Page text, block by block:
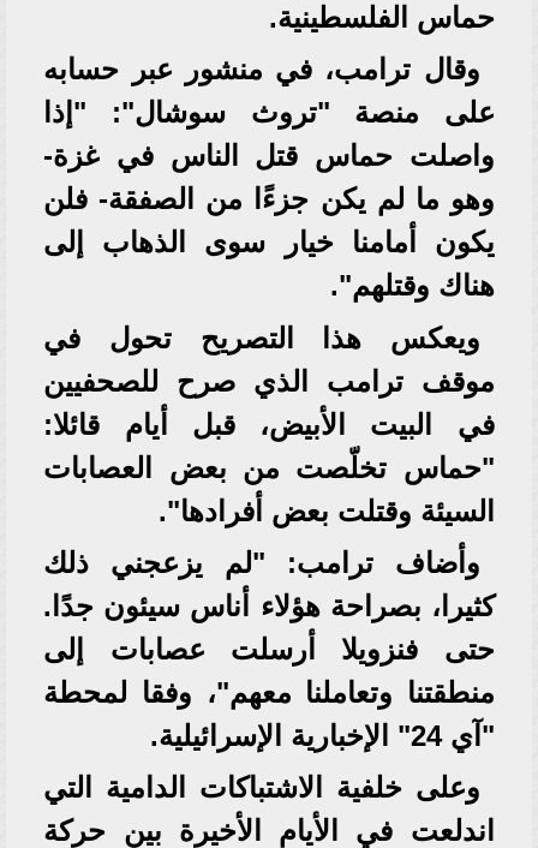
حماس الفلسطينية.
وقال ترامب، في منشور عبر حسابه
على منصة "تروث سوشال": "إذا
واصلت حماس قتل الناس في غزة-
وهو ما لم يكن جزءًا من الصفقة- فلن
يكون أمامنا خيار سوى الذهاب إلى
هناك وقتلهم".
ويعكس هذا التصريح تحول في
موقف ترامب الذي صرح للصحفيين
في البيت الأبيض، قبل أيام قائلا:
"حماس تخلّصت من بعض العصابات
السيئة وقتلت بعض أفرادها".
وأضاف ترامب: "لم يزعجني ذلك
كثيرا، بصراحة هؤلاء أناس سيئون جدًا.
حتى فنزويلا أرسلت عصابات إلى
منطقتنا وتعاملنا معهم"، وفقا لمحطة
"آي 24" الإخبارية الإسرائيلية.
وعلى خلفية الاشتباكات الدامية التي
اندلعت في الأيام الأخيرة بين حركة